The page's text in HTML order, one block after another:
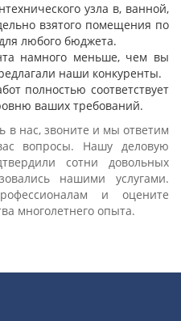
узла в, ванной,
взятого помещения по
любого бюджета.
намного меньше, чем вы
наши конкуренты.
полностью соответствует
ваших требований.
в нас, звоните и мы ответим
вопросы. Нашу деловую
сотни довольных
нашими услугами.
и оцените
многолетнего опыта.